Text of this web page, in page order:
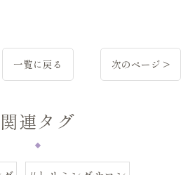
一覧に戻る 次のページ >
関連タグ